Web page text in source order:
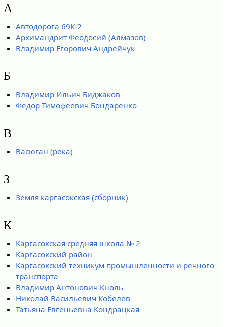
А
Автодорога 69К-2
Архимандрит Феодосий (Алмазов)
Владимир Егорович Андрейчук
Б
Владимир Ильич Биджаков
Фёдор Тимофеевич Бондаренко
В
Васюган (река)
З
Земля каргасокская (сборник)
К
Каргасокская средняя школа № 2
Каргасокский район
Каргасокский техникум промышленности и речного
транспорта
Владимир Антонович Кноль
Николай Васильевич Кобелев
Татьяна Евгеньевна Кондрацкая